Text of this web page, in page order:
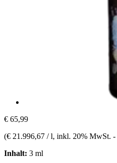
€ 65,99
(€ 21.996,67 / l, inkl. 20% MwSt. -
Inhalt: 3 ml